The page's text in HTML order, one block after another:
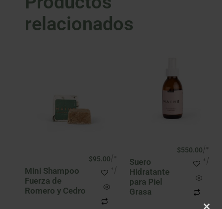
relacionados
Mini Shampoo
Fuerza de
Romero y Cedro
$95.00/*
*/
Suero
Hidratante
para Piel
Grasa
$550.00/*
*/